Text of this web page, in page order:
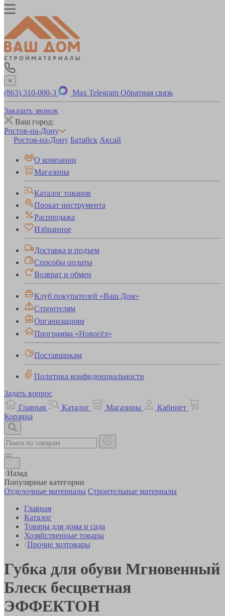
×
(863) 310-000-3 Max Telegram Обратная связь
Заказать звонок
Ваш город:
Ростов-на-Дону
Ростов-на-Дону Батайск Аксай
О компании
Магазины
Каталог товаров
Прокат инструмента
Распродажа
Избранное
Доставка и подъем
Способы оплаты
Возврат и обмен
Клуб покупателей «Ваш Дом»
Строителям
Организациям
Программа «Новосёл»
Поставщикам
Политика конфиденциальности
Задать вопрос
Главная
Каталог Магазины
Кабинет
Корзина
Назад
Популярные категории
Отделочные материалы Строительные материалы
Главная
Каталог
Товары для дома и сада
Хозяйственные товары
Прочие хозтовары
Губка для обуви Мгновенный
Блеск бесцветная
ЭФФЕКТОН